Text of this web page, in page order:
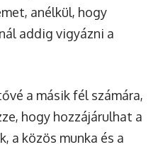
anélkül, hogy
addig vigyázni a
a másik fél számára,
hogy hozzájárulhat a
a közös munka és a